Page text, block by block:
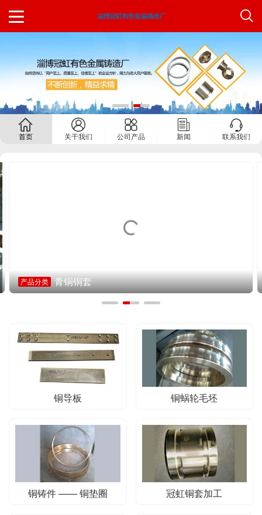
首页 关于我们 公司产品 新闻 联系我们
产品分类 青铜铜套
铜导板 铜蜗轮毛坯
铜铸件 —— 铜垫圈 冠虹铜套加工